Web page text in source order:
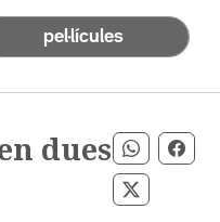
pel·lícules
dues